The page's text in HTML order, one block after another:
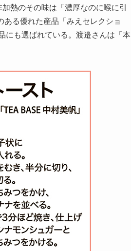
熱のその味は「濃厚なのに喉に引
る優れた産品「みえセレクショ
にも選ばれている。渡邉さんは「本